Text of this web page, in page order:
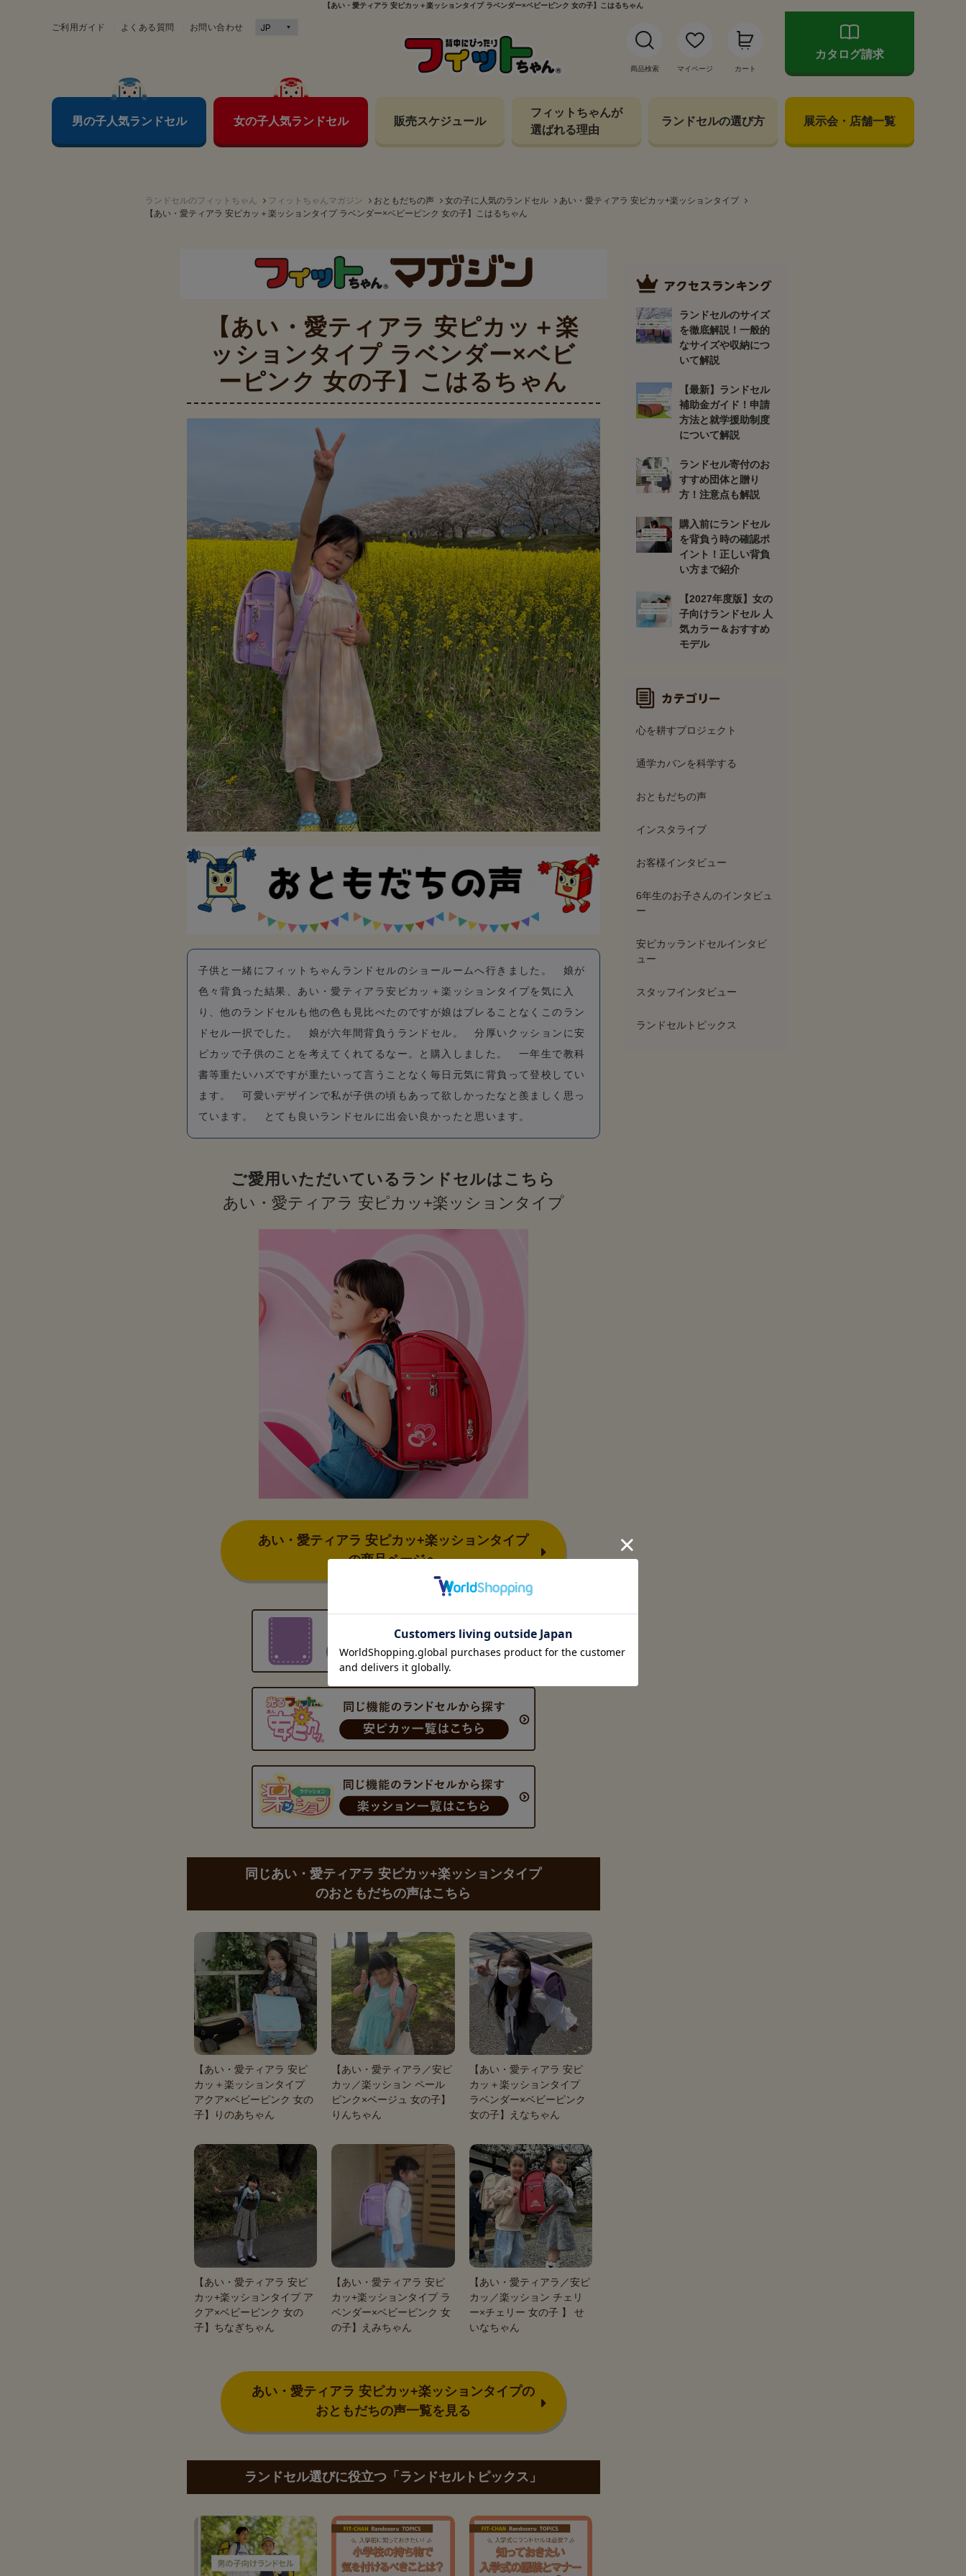
【あい・愛ティアラ 安ピカッ＋楽ッションタイプ ラベンダー×ベビーピンク 女の子】こはるちゃん
ご利用ガイド よくある質問 お問い合わせ
商品検索 マイページ カート
カタログ請求
男の子人気ランドセル 女の子人気ランドセル 販売スケジュール
フィットちゃんが
選ばれる理由
ランドセルの選び方 展示会・店舗一覧
ランドセルのフィットちゃん フィットちゃんマガジン おともだちの声 女の子に人気のランドセル
あい・愛ティアラ 安ピカッ+楽ッションタイプ
【あい・愛ティアラ 安ピカッ＋楽ッションタイプ ラベンダー×ベビーピンク 女の子】こはるちゃん
【あい・愛ティアラ 安ピカッ＋楽
ッションタイプ ラベンダー×ベビ
ーピンク 女の子】こはるちゃん
子供と一緒にフィットちゃんランドセルのショールームへ行きました。 娘が
色々背負った結果、あい・愛ティアラ安ピカッ＋楽ッションタイプを気に入
り、他のランドセルも他の色も見比べたのですが娘はブレることなくこのラン
ドセル一択でした。 娘が六年間背負うランドセル。 分厚いクッションに安
ピカッで子供のことを考えてくれてるなー。と購入しました。 一年生で教科
書等重たいハズですが重たいって言うことなく毎日元気に背負って登校してい
ます。 可愛いデザインで私が子供の頃もあって欲しかったなと羨ましく思っ
ています。 とても良いランドセルに出会い良かったと思います。
ご愛用いただいているランドセルはこちら
あい・愛ティアラ 安ピカッ+楽ッションタイプ
あい・愛ティアラ 安ピカッ+楽ッションタイプ
の商品ページへ
同じあい・愛ティアラ 安ピカッ+楽ッションタイプ
のおともだちの声はこちら
【あい・愛ティアラ 安ピ
カッ＋楽ッションタイプ
アクア×ベビーピンク 女の
子】りのあちゃん
【あい・愛ティアラ／安ピ
カッ／楽ッション ペール
ピンク×ベージュ 女の子】
りんちゃん
【あい・愛ティアラ 安ピ
カッ＋楽ッションタイプ
ラベンダー×ベビーピンク
女の子】えなちゃん
【あい・愛ティアラ 安ピ
カッ+楽ッションタイプ ア
クア×ベビーピンク 女の
子】ちなぎちゃん
【あい・愛ティアラ 安ピ
カッ+楽ッションタイプ ラ
ベンダー×ベビーピンク 女
の子】えみちゃん
【あい・愛ティアラ／安ピ
カッ／楽ッション チェリ
ー×チェリー 女の子 】 せ
いなちゃん
あい・愛ティアラ 安ピカッ+楽ッションタイプの
おともだちの声一覧を見る
ランドセル選びに役立つ「ランドセルトピックス」
ランドセルのサイズ
を徹底解説！一般的
なサイズや収納につ
いて解説
【最新】ランドセル
補助金ガイド！申請
方法と就学援助制度
について解説
ランドセル寄付のお
すすめ団体と贈り
方！注意点も解説
購入前にランドセル
を背負う時の確認ポ
イント！正しい背負
い方まで紹介
【2027年度版】女の
子向けランドセル 人
気カラー＆おすすめ
モデル
心を耕すプロジェクト
通学カバンを科学する
おともだちの声
インスタライブ
お客様インタビュー
6年生のお子さんのインタビュ
ー
安ピカッランドセルインタビ
ュー
スタッフインタビュー
ランドセルトピックス